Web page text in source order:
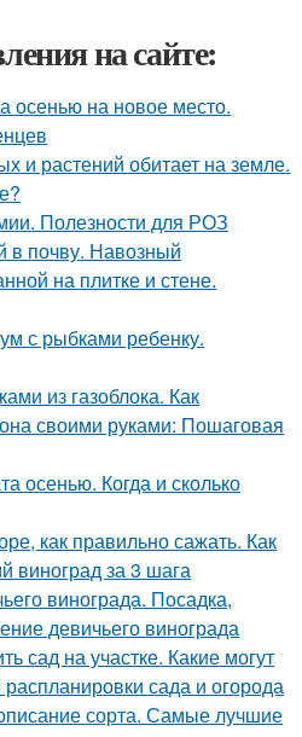
на сайте:
осенью на новое место.
и растений обитает на земле.
Полезности для РОЗ
в почву. Навозный
на плитке и стене.
с рыбками ребенку.
из газоблока. Как
своими руками: Пошаговая
осенью. Когда и сколько
как правильно сажать. Как
виноград за 3 шага
винограда. Посадка,
девичьего винограда
сад на участке. Какие могут
сада и огорода
сорта. Самые лучшие